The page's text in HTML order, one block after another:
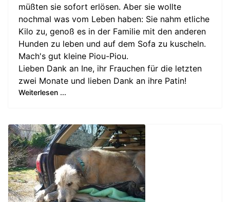
müßten sie sofort erlösen. Aber sie wollte
nochmal was vom Leben haben: Sie nahm etliche
Kilo zu, genoß es in der Familie mit den anderen
Hunden zu leben und auf dem Sofa zu kuscheln.
Mach's gut kleine Piou-Piou.
Lieben Dank an Ine, ihr Frauchen für die letzten
zwei Monate und lieben Dank an ihre Patin!
Weiterlesen ...